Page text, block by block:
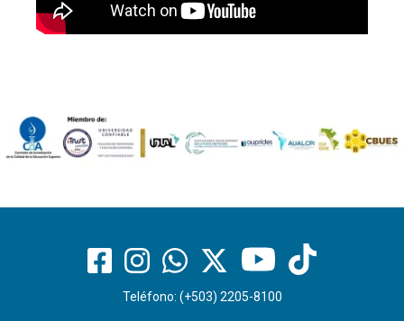
Teléfono: (+503) 2205-8100